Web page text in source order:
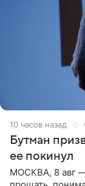
10 часов назад
Бутман
ее покинул
МОСКВА, 8 авг